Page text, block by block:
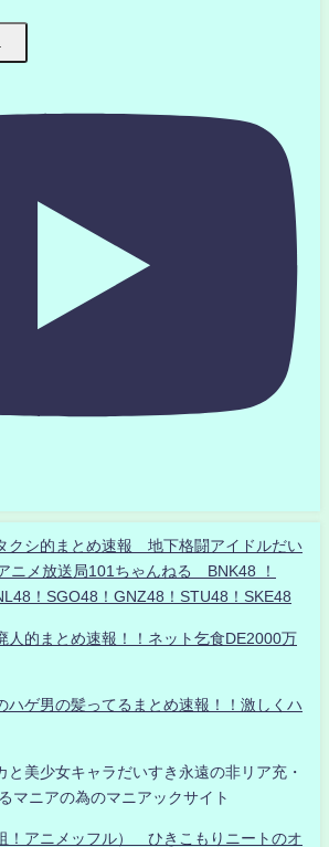
クシ的まとめ速報 地下格闘アイドルだい
メ放送局101ちゃんねる BNK48 ！
！SGO48！GNZ48！STU48！SKE48
人的まとめ速報！！ネット乞食DE2000万
ハゲ男の髪ってるまとめ速報！！激しくハ
と美少女キャラだいすき永遠の非リア充・
マニアの為のマニアックサイト
！アニメッフル） ひきこもりニートのオ